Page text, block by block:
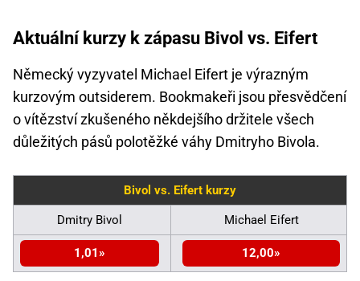
Aktuální kurzy k zápasu Bivol vs. Eifert
Německý vyzyvatel Michael Eifert je výrazným
kurzovým outsiderem. Bookmakeři jsou přesvědčení
o vítězství zkušeného někdejšího držitele všech
důležitých pásů polotěžké váhy Dmitryho Bivola.
Bivol vs. Eifert kurzy
Dmitry Bivol Michael Eifert
1,01 12,00